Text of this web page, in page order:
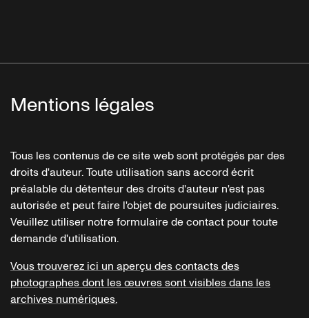
Mentions légales
Tous les contenus de ce site web sont protégés par des
droits d'auteur. Toute utilisation sans accord écrit
préalable du détenteur des droits d'auteur n'est pas
autorisée et peut faire l'objet de poursuites judiciaires.
Veuillez utiliser notre formulaire de contact pour toute
demande d'utilisation.
Vous trouverez ici un aperçu des contacts des
photographes dont les œuvres sont visibles dans les
archives numériques.